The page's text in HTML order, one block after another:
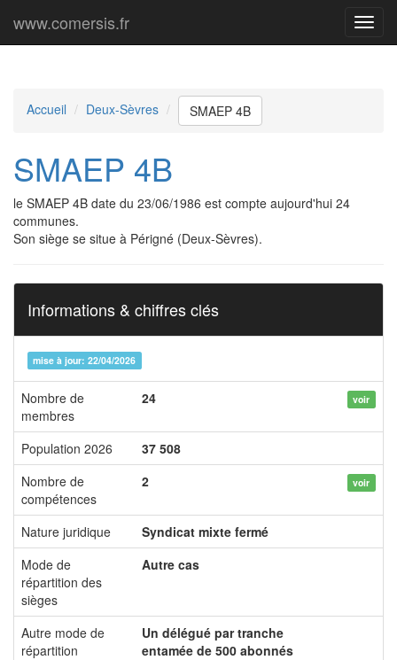
Menu
www.comersis.fr
Accueil Deux-Sèvres SMAEP 4B
SMAEP 4B
le SMAEP 4B date du 23/06/1986 est compte aujourd'hui 24
communes.
Son siège se situe à Périgné (Deux-Sèvres).
Informations & chiffres clés
mise à jour: 22/04/2026
Nombre de
membres
24 voir
Population 2026
37 508
Nombre de
compétences
2 voir
Nature juridique
Syndicat mixte fermé
Mode de
répartition des
sièges
Autre cas
Autre mode de
répartition
Un délégué par tranche
entamée de 500 abonnés